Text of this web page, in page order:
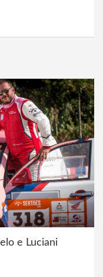
e Luciani